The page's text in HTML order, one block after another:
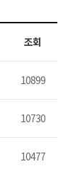
조회
10899
10730
10477